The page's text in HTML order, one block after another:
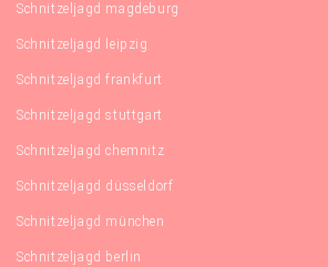
Schnitzeljagd magdeburg
Schnitzeljagd leipzig
Schnitzeljagd frankfurt
Schnitzeljagd stuttgart
Schnitzeljagd chemnitz
Schnitzeljagd düsseldorf
Schnitzeljagd münchen
Schnitzeljagd berlin